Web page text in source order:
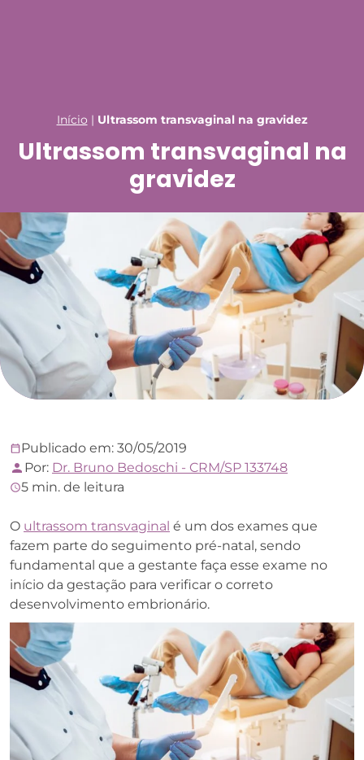
Início | Ultrassom transvaginal na gravidez
Ultrassom transvaginal na
gravidez
Publicado em: 30/05/2019
Por: Dr. Bruno Bedoschi - CRM/SP 133748
5 min. de leitura
O ultrassom transvaginal é um dos exames que
fazem parte do seguimento pré-natal, sendo
fundamental que a gestante faça esse exame no
início da gestação para verificar o correto
desenvolvimento embrionário.